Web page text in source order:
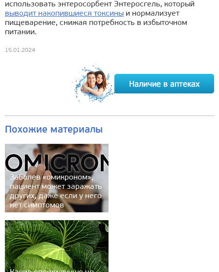
использовать энтеросорбент Энтеросгель, который
выводит накопившиеся токсины и нормализует
пищеварение, снижая потребность в избыточном
питании.
15.01.2024
Похожие материалы
Заболев «омикроном»,
пациент может заражать
других, даже если у него
нет симптомов